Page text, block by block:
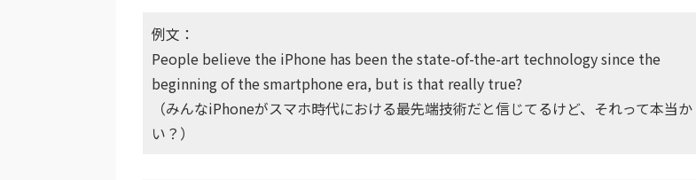
例文：
People believe the iPhone has been the state-of-the-art technology since the
beginning of the smartphone era, but is that really true?
（みんなiPhoneがスマホ時代における最先端技術だと信じてるけど、それって本当か
い？）